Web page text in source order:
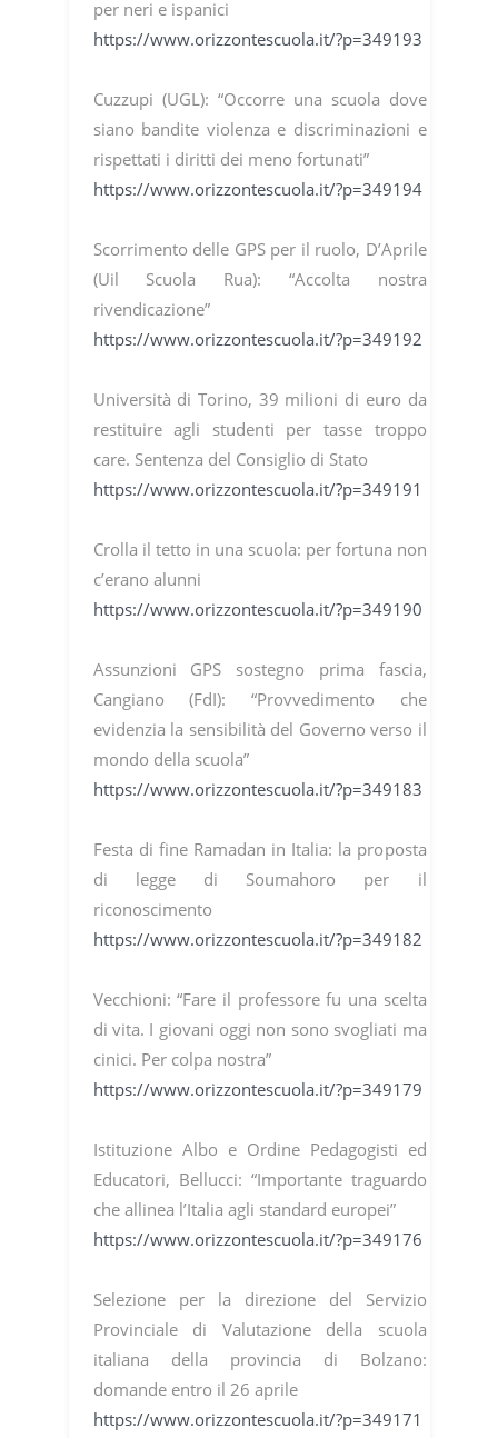
per neri e ispanici
https://www.orizzontescuola.it/?p=349193
Cuzzupi (UGL): “Occorre una scuola dove
siano bandite violenza e discriminazioni e
rispettati i diritti dei meno fortunati”
https://www.orizzontescuola.it/?p=349194
Scorrimento delle GPS per il ruolo, D’Aprile
(Uil Scuola Rua): “Accolta nostra
rivendicazione”
https://www.orizzontescuola.it/?p=349192
Università di Torino, 39 milioni di euro da
restituire agli studenti per tasse troppo
care. Sentenza del Consiglio di Stato
https://www.orizzontescuola.it/?p=349191
Crolla il tetto in una scuola: per fortuna non
c’erano alunni
https://www.orizzontescuola.it/?p=349190
Assunzioni GPS sostegno prima fascia,
Cangiano (FdI): “Provvedimento che
evidenzia la sensibilità del Governo verso il
mondo della scuola”
https://www.orizzontescuola.it/?p=349183
Festa di fine Ramadan in Italia: la proposta
di legge di Soumahoro per il
riconoscimento
https://www.orizzontescuola.it/?p=349182
Vecchioni: “Fare il professore fu una scelta
di vita. I giovani oggi non sono svogliati ma
cinici. Per colpa nostra”
https://www.orizzontescuola.it/?p=349179
Istituzione Albo e Ordine Pedagogisti ed
Educatori, Bellucci: “Importante traguardo
che allinea l’Italia agli standard europei”
https://www.orizzontescuola.it/?p=349176
Selezione per la direzione del Servizio
Provinciale di Valutazione della scuola
italiana della provincia di Bolzano:
domande entro il 26 aprile
https://www.orizzontescuola.it/?p=349171